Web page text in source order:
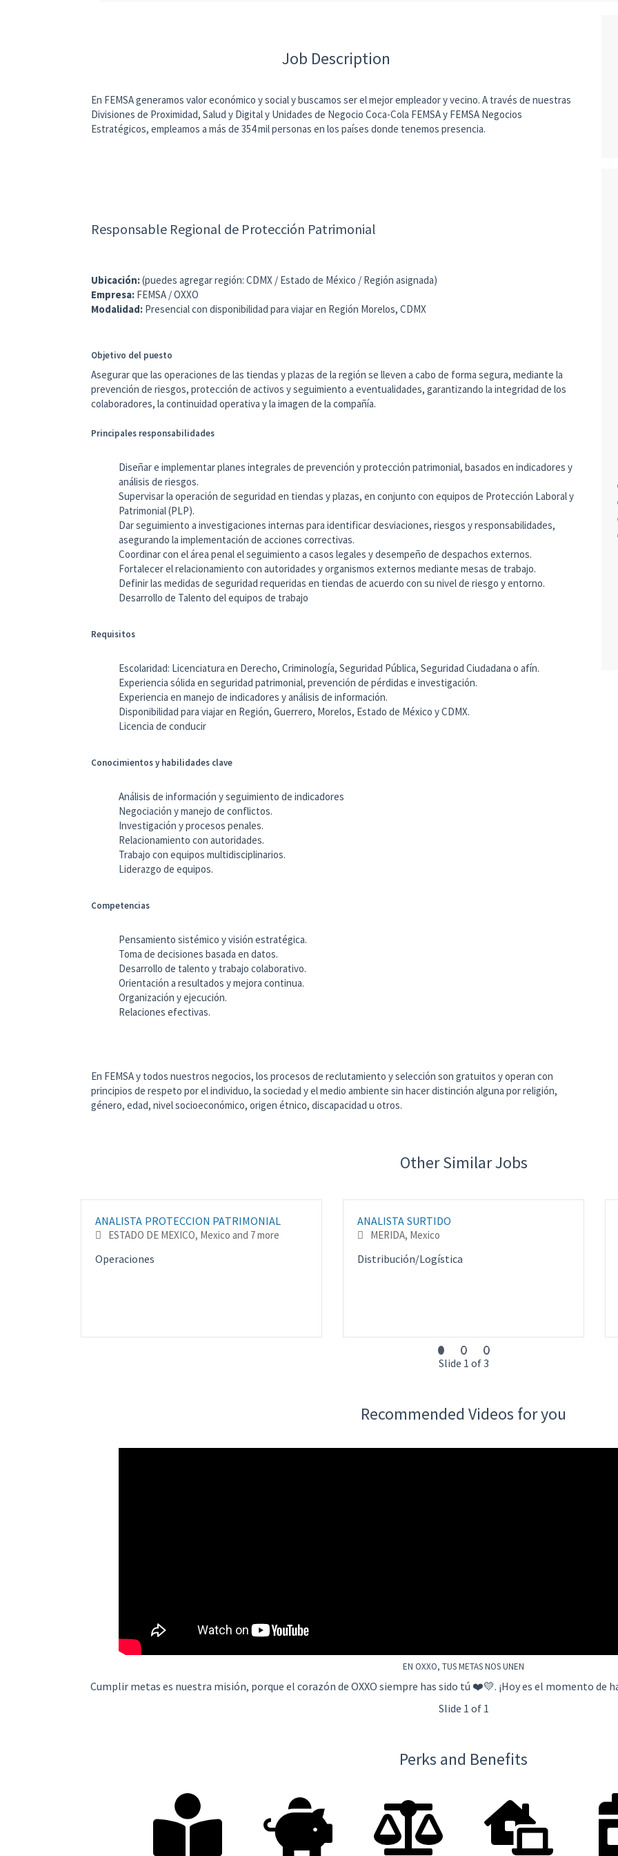
Job Description
En FEMSA generamos valor económico y social y buscamos ser el mejor empleador y vecino. A través de nuestras
Divisiones de Proximidad, Salud y Digital y Unidades de Negocio Coca-Cola FEMSA y FEMSA Negocios
Estratégicos, empleamos a más de 354 mil personas en los países donde tenemos presencia.
Responsable Regional de Protección Patrimonial
Ubicación:(puedes agregar región: CDMX / Estado de México / Región asignada)
Empresa: FEMSA / OXXO
Modalidad: Presencial con disponibilidad para viajar en Región Morelos, CDMX
Objetivo del puesto
Asegurar que las operaciones de las tiendas y plazas de la región se lleven a cabo de forma segura, mediante la
prevención de riesgos, protección de activos y seguimiento a eventualidades, garantizando la integridad de los
colaboradores, la continuidad operativa y la imagen de la compañía.
Principales responsabilidades
Diseñar e implementar planes integrales de prevención y protección patrimonial, basados en indicadores y
análisis de riesgos.
Supervisar la operación de seguridad en tiendas y plazas, en conjunto con equipos de Protección Laboral y
Patrimonial (PLP).
Dar seguimiento a investigaciones internas para identificar desviaciones, riesgos y responsabilidades,
asegurando la implementación de acciones correctivas.
Coordinar con el área penal el seguimiento a casos legales y desempeño de despachos externos.
Fortalecer el relacionamiento con autoridades y organismos externos mediante mesas de trabajo.
Definir las medidas de seguridad requeridas en tiendas de acuerdo con su nivel de riesgo y entorno.
Desarrollo de Talento del equipos de trabajo
Requisitos
Escolaridad: Licenciatura en Derecho, Criminología, Seguridad Pública, Seguridad Ciudadana o afín.
Experiencia sólida en seguridad patrimonial, prevención de pérdidas e investigación.
Experiencia en manejo de indicadores y análisis de información.
Disponibilidad para viajar en Región, Guerrero, Morelos, Estado de México y CDMX.
Licencia de conducir
Conocimientos y habilidades clave
Análisis de información y seguimiento de indicadores
Negociación y manejo de conflictos.
Investigación y procesos penales.
Relacionamiento con autoridades.
Trabajo con equipos multidisciplinarios.
Liderazgo de equipos.
Competencias
Pensamiento sistémico y visión estratégica.
Toma de decisiones basada en datos.
Desarrollo de talento y trabajo colaborativo.
Orientación a resultados y mejora continua.
Organización y ejecución.
Relaciones efectivas.
En FEMSA y todos nuestros negocios, los procesos de reclutamiento y selección son gratuitos y operan con
principios de respeto por el individuo, la sociedad y el medio ambiente sin hacer distinción alguna por religión,
género, edad, nivel socioeconómico, origen étnico, discapacidad u otros.
Other Similar Jobs
ANALISTA PROTECCION PATRIMONIAL
ESTADO DE MEXICO, Mexico and 7 more
Operaciones
ANALISTA SURTIDO
MERIDA, Mexico
Distribución/Logística
Slide 1 of 3
Recommended Videos for you
EN OXXO, TUS METAS NOS UNEN
Cumplir metas es nuestra misión, porque el corazón de OXXO siempre has sido tú ❤️💛. ¡Hoy es el momento de
Slide 1 of 1
Perks and Benefits